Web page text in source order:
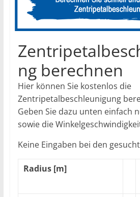
ng berechnen
Hier können Sie kostenlos die
Zentripetalbeschleunigung
Geben Sie dazu unten einfach
sowie die
Keine Eingaben bei den
Radius [m]